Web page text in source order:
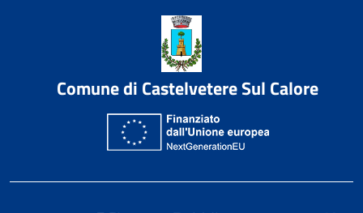
Comune di Castelvetere Sul Calore